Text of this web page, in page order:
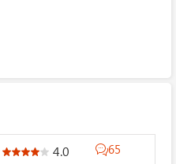
4.0 65